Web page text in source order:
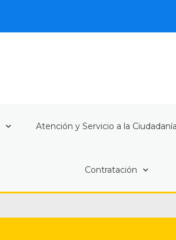
Atención y Servicio a la Ciudadanía
Contratación